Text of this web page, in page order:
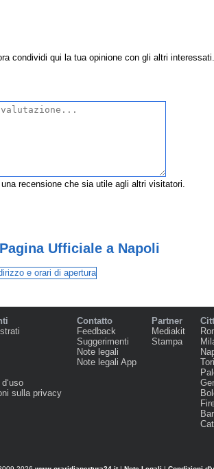
condividi qui la tua opinione con gli altri interessati.
recensione che sia utile agli altri visitatori.
Ufficiale a Napoli
sulla privacy
Contatto
Feedback
Suggerimenti
Note legali
Note legali App
Partner
Mediakit
Stampa